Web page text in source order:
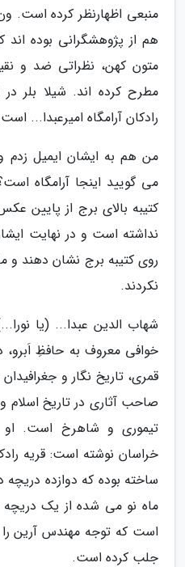
منبعی اظهارنظر کرده است.
هم از پژوهشگرانی بوده اند
متون کهن، نظراتی ضد و
مطرح کرده اند. شیلا بلر
رادکان آرامگاه امیرعبدا...
من هم به ایشان ایمیل
می گویید اینجا آرامگاه
کتیبه بالای برج از پایین
نداشته است و در نهایت ایشان
روی کتیبه برج نشان دهند و
نکردند.
شهاب الدین عبدا... (یا
قمری، تاریخ نگار و
صاحب آثاری در تاریخ اسلام و
تیموری و شاهرخ است. او
خراسان نوشته است: قریه
ساخته بوده که دوازده
ماه نو می شده از یک
است که توجه مهندس آرین را
جلب کرده است.